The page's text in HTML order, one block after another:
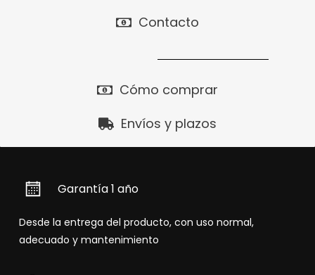
Contacto
Cómo comprar
Envíos y plazos
Garantía 1 año
Desde la entrega del producto, con uso normal,
adecuado y mantenimiento